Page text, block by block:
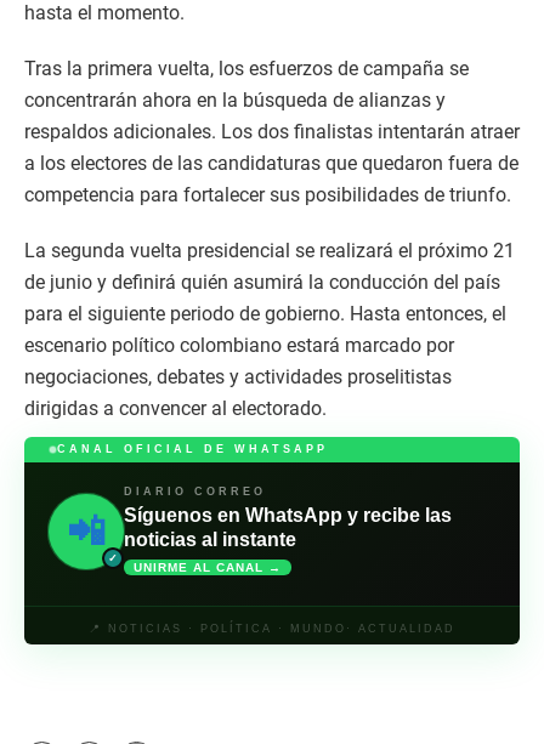
hasta el momento.
Tras la primera vuelta, los esfuerzos de campaña se
concentrarán ahora en la búsqueda de alianzas y
respaldos adicionales. Los dos finalistas intentarán atraer
a los electores de las candidaturas que quedaron fuera de
competencia para fortalecer sus posibilidades de triunfo.
La segunda vuelta presidencial se realizará el próximo 21
de junio y definirá quién asumirá la conducción del país
para el siguiente periodo de gobierno. Hasta entonces, el
escenario político colombiano estará marcado por
negociaciones, debates y actividades proselitistas
dirigidas a convencer al electorado.
CANAL OFICIAL DE WHATSAPP
📲
✓
DIARIO CORREO
Síguenos en WhatsApp y recibe las
noticias al instante
UNIRME AL CANAL →
📍 NOTICIAS · POLÍTICA · MUNDO· ACTUALIDAD